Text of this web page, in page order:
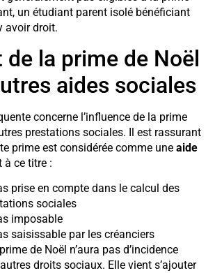
un étudiant parent isolé bénéficiant
avoir droit.
de la prime de Noël
aides sociales
concerne l’influence de la prime
prestations sociales. Il est rassurant
prime est considérée comme une aide
à ce titre :
prise en compte dans le calcul des
sociales
imposable
saisissable par les créanciers
de Noël n’aura pas d’incidence
droits sociaux. Elle vient s’ajouter